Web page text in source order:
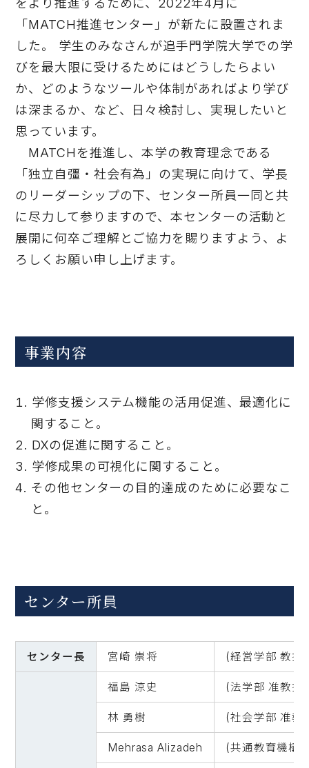
をより推進するために、2022年4月に
「MATCH推進センター」が新たに設置されま
した。 学生のみなさんが追手門学院大学での学
びを最大限に受けるためにはどうしたらよい
か、どのようなツールや体制があればより学び
は深まるか、など、日々検討し、実現したいと
思っています。
MATCHを推進し、本学の教育理念である
「独立自彊・社会有為」の実現に向けて、学長
のリーダーシップの下、センター所員一同と共
に尽力して参りますので、本センターの活動と
展開に何卒ご理解とご協力を賜りますよう、よ
ろしくお願い申し上げます。
事業内容
学修支援システム機能の活用促進、最適化に
関すること。
DXの促進に関すること。
学修成果の可視化に関すること。
その他センターの目的達成のために必要なこ
と。
センター所員
センター長 宮崎 崇将 (経営学部 教授)
福島 涼史 (法学部 准教授)
林 勇樹 (社会学部 准教
Mehrasa Alizadeh (共通教育機構